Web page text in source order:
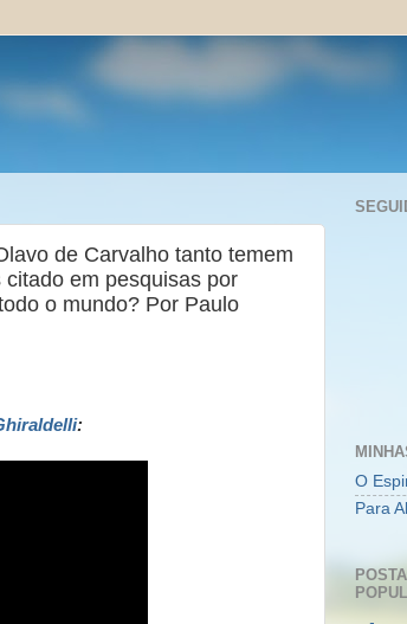
de Carvalho tanto temem
em pesquisas por
o mundo? Por Paulo
:
O
Para